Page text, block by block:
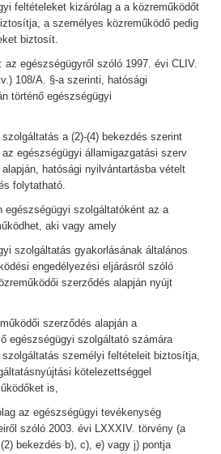
feltételeket kizárólag a a közreműködőt
a személyes közreműködő pedig
biztosít.
egészségügyről szóló 1997. évi CLIV.
108/A. §-a szerinti, hatósági
történő egészségügyi
a (2)-(4) bekezdés szerint
egészségügyi államigazgatási szerv
hatósági nyilvántartásba vételt
folytatható.
egészségügyi szolgáltatóként az a
aki vagy amely
szolgáltatás gyakorlásának általános
engedélyezési eljárásról szóló
szerződés alapján nyújt
szerződés alapján a
egészségügyi szolgáltató számára
személyi feltételeit biztosítja,
kötelezettséggel
is,
az egészségügyi tevékenység
szóló 2003. évi LXXXIV. törvény (a
bekezdés b), c), e) vagy j) pontja